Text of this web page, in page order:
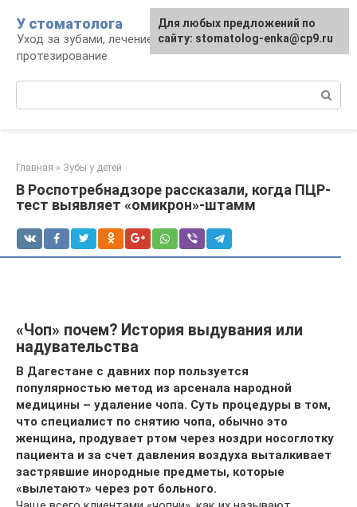
контенту
У стоматолога
Уход за зубами, лечение, удаление,
протезирование
Главная » Зубы у детей
В Роспотребнадзоре рассказали, когда ПЦР-
тест выявляет «омикрон»-штамм
«Чоп» почем? История выдувания или
надувательства
В Дагестане с давних пор пользуется
популярностью метод из арсенала народной
медицины – удаление чопа. Суть процедуры в том,
что специалист по снятию чопа, обычно это
женщина, продувает ртом через ноздри носоглотку
пациента и за счет давления воздуха выталкивает
застрявшие инородные предметы, которые
«вылетают» через рот больного.
Для любых предложений по
сайту: stomatolog-enka@cp9.ru